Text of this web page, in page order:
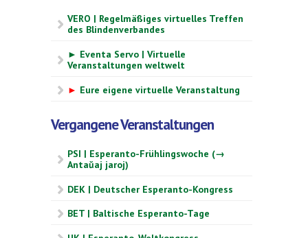
VERO | Regelmäßiges virtuelles Treffen
des Blindenverbandes
► Eventa Servo | Virtuelle
Veranstaltungen weltwelt
► Eure eigene virtuelle Veranstaltung
Vergangene Veranstaltungen
PSI | Esperanto-Frühlingswoche (→
Antaŭaj jaroj)
DEK | Deutscher Esperanto-Kongress
BET | Baltische Esperanto-Tage